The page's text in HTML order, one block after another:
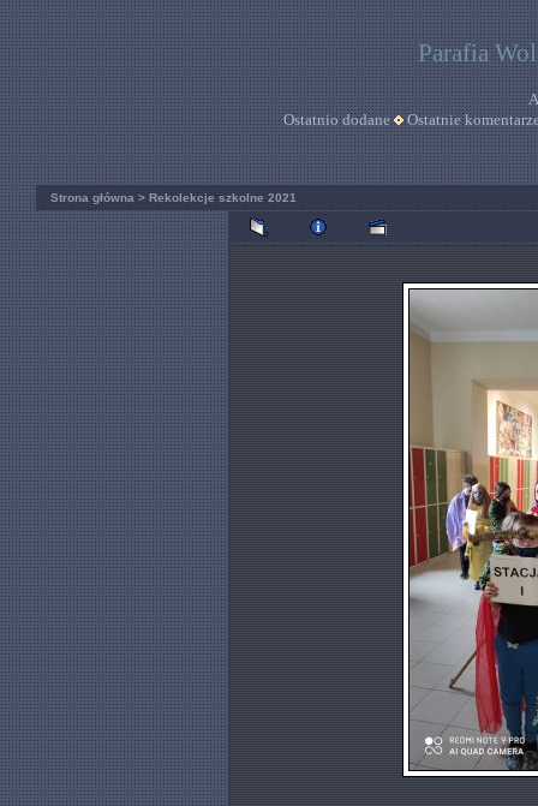
Parafia
Ostatnio dodane
Ostatnie
Strona główna > Rekolekcje szkolne 2021